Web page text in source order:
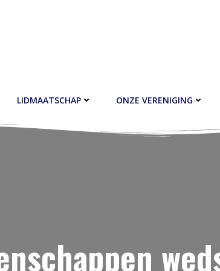
LIDMAATSCHAP ONZE VERENIGING